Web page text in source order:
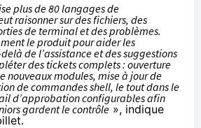
plus de 80 langages de
raisonner sur des fichiers, des
de terminal et des problèmes.
le produit pour aider les
de l’assistance et des suggestions
des tickets complets : ouverture
nouveaux modules, mise à jour de
de commandes shell, le tout dans le
d’approbation configurables afin
gardent le contrôle », indique